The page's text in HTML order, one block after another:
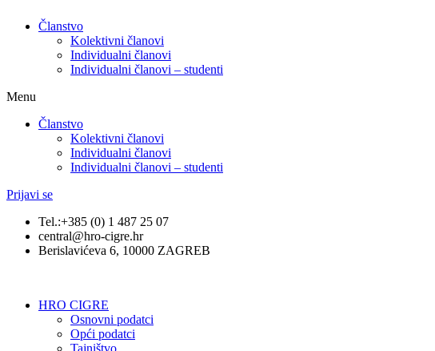
Članstvo
Kolektivni članovi
Individualni članovi
Individualni članovi – studenti
Menu
Članstvo
Kolektivni članovi
Individualni članovi
Individualni članovi – studenti
Prijavi se
Tel.:+385 (0) 1 487 25 07
central@hro-cigre.hr
Berislavićeva 6, 10000 ZAGREB
HRO CIGRE
Osnovni podatci​
Opći podatci
Tajništvo